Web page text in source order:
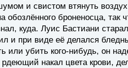
и свистом втянуть
броненосца, так
куда. Луис Бастиани
и при виде её делался
или убить кого-нибудь, он
накал цвета крови,